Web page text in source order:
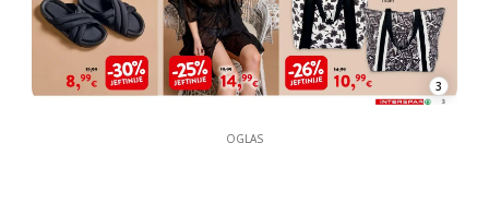
3
OGLAS